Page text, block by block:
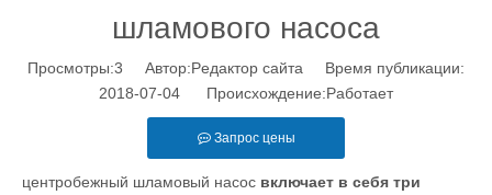
шламового насоса
Просмотры:3 Автор:Pедактор сайта Время публикации:
2018-07-04 Происхождение:Работает
Запрос цены
центробежный шламовый насос включает в себя три